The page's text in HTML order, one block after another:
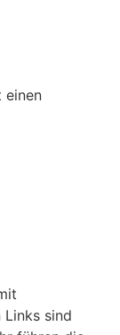
einen
sind